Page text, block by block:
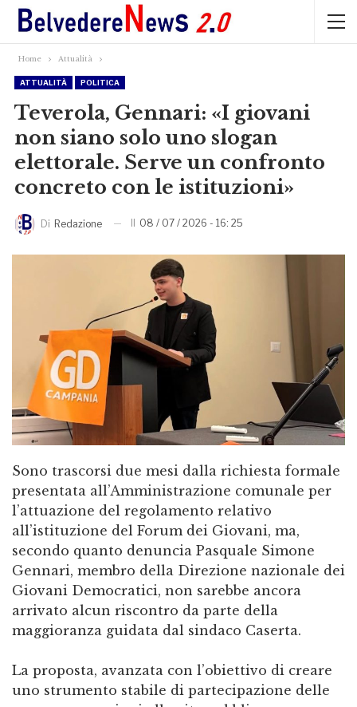
Home Attualità
ATTUALITÀ POLITICA
Teverola, Gennari: «I giovani
non siano solo uno slogan
elettorale. Serve un confronto
concreto con le istituzioni»
Di Redazione 08 / 07 / 2026 - 16: 25
Sono trascorsi due mesi dalla richiesta formale
presentata all’Amministrazione comunale per
l’attuazione del regolamento relativo
all’istituzione del Forum dei Giovani, ma,
secondo quanto denuncia Pasquale Simone
Gennari, membro della Direzione nazionale dei
Giovani Democratici, non sarebbe ancora
arrivato alcun riscontro da parte della
maggioranza guidata dal sindaco Caserta.
La proposta, avanzata con l’obiettivo di creare
uno strumento stabile di partecipazione delle